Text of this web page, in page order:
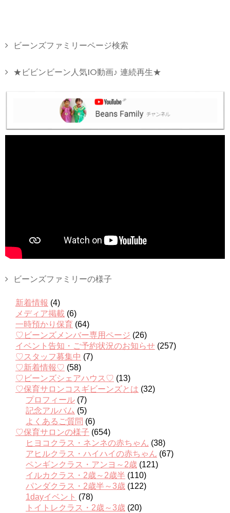
ビーンズファミリーページ検索
★ビビンビーン人気10動画♪ 連続再生★
ビーンズファミリーの様子
新着情報 (4)
メディア掲載 (6)
一時預かり保育 (64)
♡ビーンズメンバー専用ページ (26)
イベント告知・ご予約状況のお知らせ (257)
♡スタッフ募集中 (7)
♡新着情報♡ (58)
♡ビーンズシェアハウス♡ (13)
♡保育サロンコスギビーンズとは (32)
プロフィール (7)
記念アルバム (5)
よくあるご質問 (6)
♡保育サロンの様子 (654)
ヒヨコクラス・ネンネの赤ちゃん (38)
アヒルクラス・ハイハイの赤ちゃん (67)
ペンギンクラス・アンヨ～2歳 (121)
イルカクラス・2歳～2歳半 (110)
パンダクラス・2歳半～3歳 (122)
1dayイベント (78)
トイトレクラス・2歳～3歳 (20)